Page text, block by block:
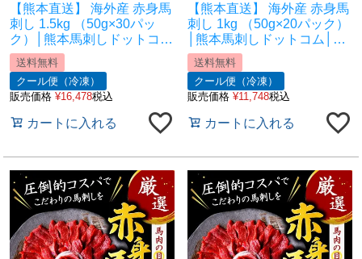
【熊本直送】 海外産 赤身馬
刺し 1.5kg （50g×30パッ
ク）│熊本馬刺しドットコム
│熊本馬刺し 馬刺し通販 馬
刺し専門店 馬刺しお取り寄
せ 利他フーズ
送料無料
クール便（冷凍）
販売価格 ¥16,478税込
カートに入れる
【熊本直送】 海外産 赤身馬
刺し 1kg （50g×20パック）
│熊本馬刺しドットコム│熊
本馬刺し 馬刺し通販 馬刺し
専門店 馬刺しお取り寄せ 利
他フーズ
送料無料
クール便（冷凍）
販売価格 ¥11,748税込
カートに入れる